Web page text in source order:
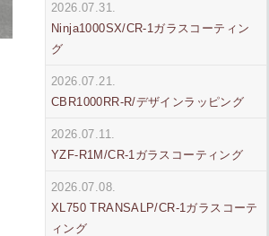
2026.07.31.
Ninja1000SX/CR-1ガラスコーティン
グ
2026.07.21.
CBR1000RR-R/デザインラッピング
2026.07.11.
YZF-R1M/CR-1ガラスコーティング
2026.07.08.
XL750 TRANSALP/CR-1ガラスコーテ
ィング